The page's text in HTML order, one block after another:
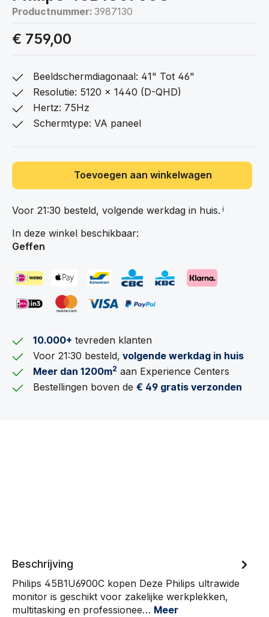
Productnummer: 3987130
€ 759,00
Beeldschermdiagonaal: 41" Tot 46"
Resolutie: 5120 x 1440 (D-QHD)
Hertz: 75Hz
Schermtype: VA paneel
Toevoegen aan winkelwagen
Voor 21:30 besteld, volgende werkdag in huis. ℹ️
In deze winkel beschikbaar:
Geffen
10.000+ tevreden klanten
Voor 21:30 besteld, volgende werkdag in huis
Meer dan 1200m2 aan Experience Centers
Bestellingen boven de€ 49 gratis verzonden
Beschrijving
Philips 45B1U6900C kopen Deze Philips ultrawide
monitor is geschikt voor zakelijke werkplekken,
multitasking en professionee… Meer